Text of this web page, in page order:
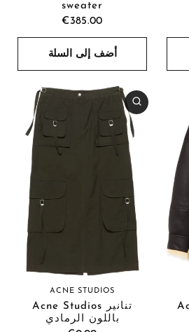
sweater
€385.00
أضف إلى السلة
ACNE STUDIOS
تنانير Acne Studios
باللون الرمادي